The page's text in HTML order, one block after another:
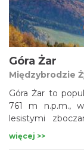
dodatkowo
warunki
późną nocą.
Góra Żar
Międzybrodzie
Góra Żar to
761 m n.p.m.,
lesistymi
sztucznie
zbiornik
więcej >>